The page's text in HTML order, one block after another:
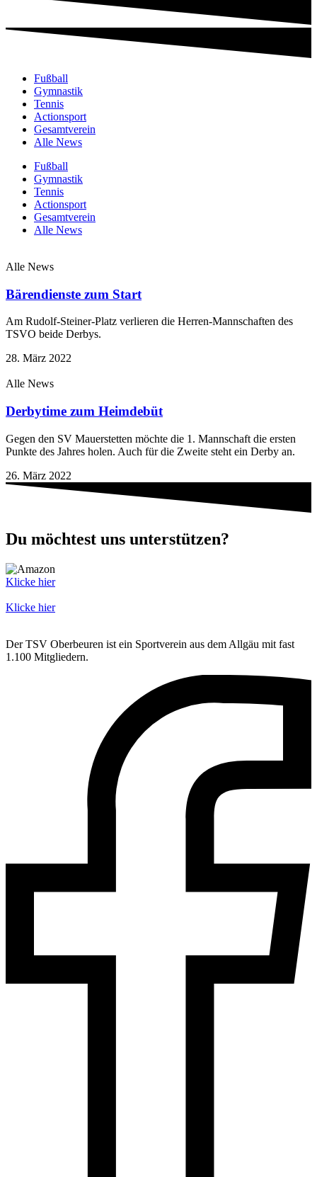
Fußball
Gymnastik
Tennis
Actionsport
Gesamtverein
Alle News
Fußball
Gymnastik
Tennis
Actionsport
Gesamtverein
Alle News
Alle News
Bärendienste zum Start
Am Rudolf-Steiner-Platz verlieren die Herren-Mannschaften des
TSVO beide Derbys.
28. März 2022
Alle News
Derbytime zum Heimdebüt
Gegen den SV Mauerstetten möchte die 1. Mannschaft die ersten
Punkte des Jahres holen. Auch für die Zweite steht ein Derby an.
26. März 2022
Du möchtest uns unterstützen?
Klicke hier
Klicke hier
Der TSV Oberbeuren ist ein Sportverein aus dem Allgäu mit fast
1.100 Mitgliedern.